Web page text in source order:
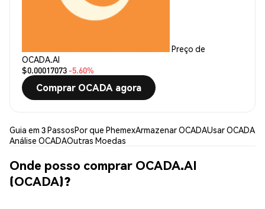
Preço de
OCADA.AI
$0.00017073 -5.60%
Comprar OCADA agora
Guia em 3 PassosPor que PhemexArmazenar OCADAUsar OCADA
Análise OCADAOutras Moedas
Onde posso comprar OCADA.AI
(OCADA)?